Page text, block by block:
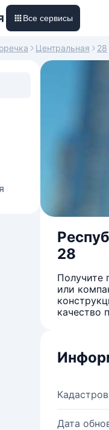
Все сервисы
Центральная 28
28
Получите
или
качество
Дата